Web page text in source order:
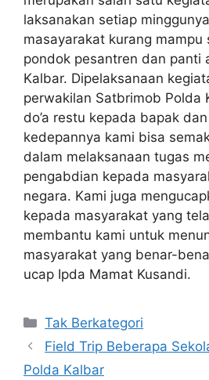
laksanakan setiap
masayarakat kurang mampu
pondok pesantren dan panti
Kalbar. Dipelaksanaan
perwakilan Satbrimob Polda
do’a restu kepada bapak
kedepannya kami bisa
dalam melaksanaan tugas
pengabdian kepada
negara. Kami juga
kepada masyarakat yang
membantu kami untuk
masyarakat yang benar-
ucap Ipda Mamat Kusandi.
Kategori
Tak Berkategori
Field Trip Beberapa
Polda Kalbar